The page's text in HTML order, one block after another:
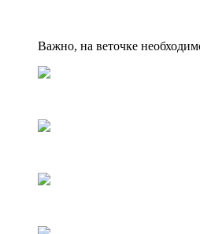
Важно, на веточке